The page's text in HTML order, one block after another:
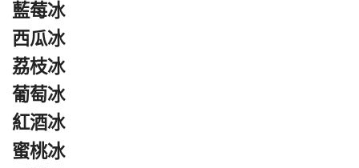
藍莓冰
西瓜冰
荔枝冰
葡萄冰
紅酒冰
蜜桃冰